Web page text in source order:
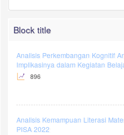
Block title
Analisis Perkembangan Kognitif
Implikasinya dalam Kegiatan
896
Analisis Kemampuan Literasi
PISA 2022